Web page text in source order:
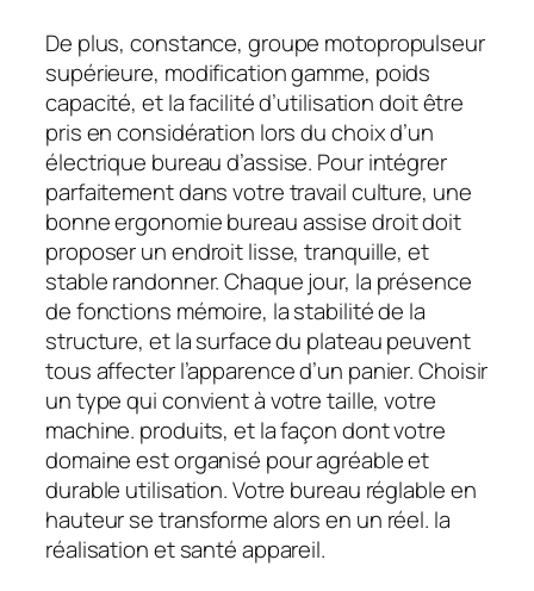
De plus, constance, groupe motopropulseur
supérieure, modification gamme, poids
capacité, et la facilité d’utilisation doit être
pris en considération lors du choix d’un
électrique bureau d’assise. Pour intégrer
parfaitement dans votre travail culture, une
bonne ergonomie bureau assise droit doit
proposer un endroit lisse, tranquille, et
stable randonner. Chaque jour, la présence
de fonctions mémoire, la stabilité de la
structure, et la surface du plateau peuvent
tous affecter l’apparence d’un panier. Choisir
un type qui convient à votre taille, votre
machine. produits, et la façon dont votre
domaine est organisé pour agréable et
durable utilisation. Votre bureau réglable en
hauteur se transforme alors en un réel. la
réalisation et santé appareil.